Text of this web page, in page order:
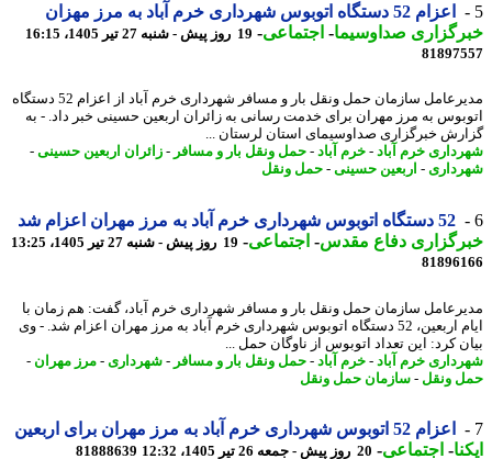
اعزام 52 دستگاه اتوبوس شهرداری خرم آباد به مرز مهزان
صداوسیما-اجتماعی-19 روز پیش - شنبه 27 تیر 1405، 16:15
مدیرعامل سازمان حمل ونقل بار و مسافر شهرداری خرم آباد از اعزام 52 دستگاه
به مرز مهران برای خدمت رسانی به زائران اربعین حسینی خبر داد. - به
خبرگزاری صداوسیمای استان لرستان ...
خرم آباد- خرم آباد- حمل ونقل بار و مسافر-زائران اربعین حسینی-
- اربعین حسینی-حمل ونقل
52 دستگاه اتوبوس شهرداری خرم آباد به مرز مهران اعزام شد
دفاع مقدس-اجتماعی-19 روز پیش - شنبه 27 تیر 1405، 13:25
سازمان حمل ونقل بار و مسافر شهرداری خرم آباد، گفت: هم زمان با
ایام اربعین، 52 دستگاه اتوبوس شهرداری خرم آباد به مرز مهران اعزام شد. - وی
کرد: این تعداد اتوبوس از ناوگان حمل ...
خرم آباد- خرم آباد- حمل ونقل بار و مسافر-شهرداری- مرز مهران-
ونقل-سازمان حمل ونقل
اعزام 52 اتوبوس شهرداری خرم آباد به مرز مهران برای اربعین
-اجتماعی-20 روز پیش - جمعه 26 تیر 1405، 12:32 81888639